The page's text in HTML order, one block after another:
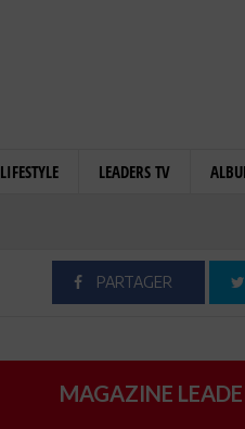
LIFESTYLE LEADERS TV
PARTAGER
MAGAZINE